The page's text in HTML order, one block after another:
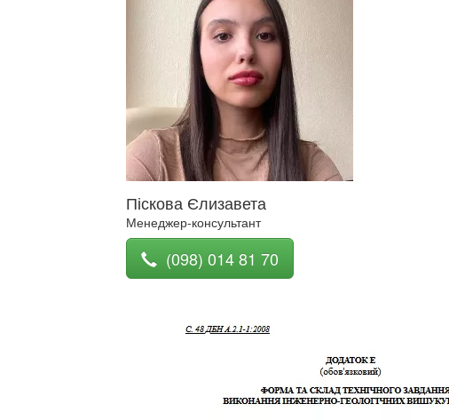
Піскова Єлизавета
Менеджер-консультант
(098) 014 81 70